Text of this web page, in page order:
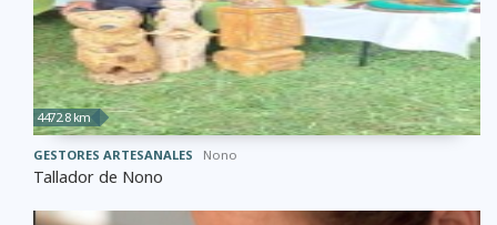
4472.8 km
GESTORES ARTESANALES Nono
Tallador de Nono